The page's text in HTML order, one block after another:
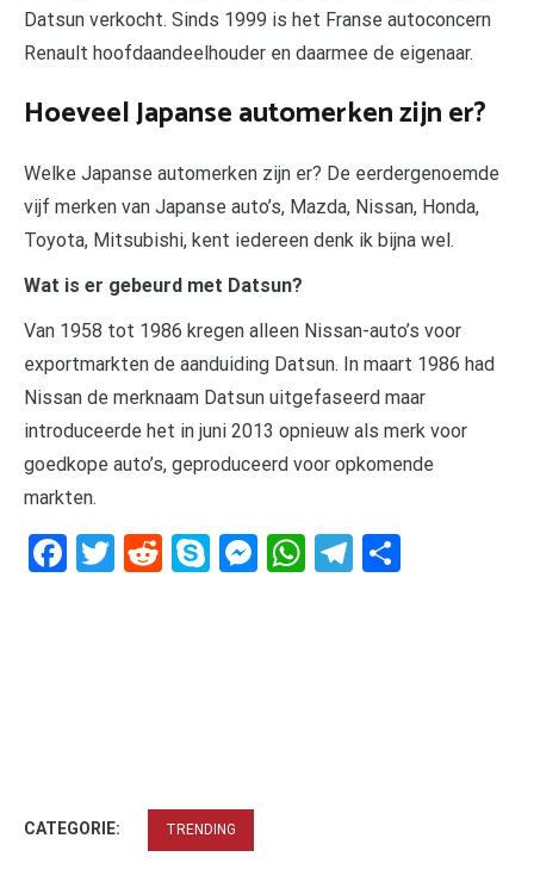
Datsun verkocht. Sinds 1999 is het Franse autoconcern
Renault hoofdaandeelhouder en daarmee de eigenaar.
Hoeveel Japanse automerken zijn er?
Welke Japanse automerken zijn er? De eerdergenoemde
vijf merken van Japanse auto’s, Mazda, Nissan, Honda,
Toyota, Mitsubishi, kent iedereen denk ik bijna wel.
Wat is er gebeurd met Datsun?
Van 1958 tot 1986 kregen alleen Nissan-auto’s voor
exportmarkten de aanduiding Datsun. In maart 1986 had
Nissan de merknaam Datsun uitgefaseerd maar
introduceerde het in juni 2013 opnieuw als merk voor
goedkope auto’s, geproduceerd voor opkomende
markten.
Facebook
Twitter
RedditSkypeMessenger
WhatsApp
Telegram
CATEGORIE: TRENDING